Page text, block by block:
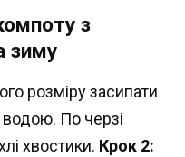
з
зиму
розміру засипати
По черзі
хвостики. Крок 2: